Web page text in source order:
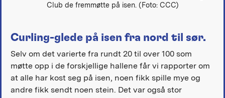
Club de fremmøtte på isen. (Foto: CCC)
Curling-glede på isen fra nord til sør.
Selv om det varierte fra rundt 20 til over 100 som
møtte opp i de forskjellige hallene får vi rapporter om
at alle har kost seg på isen, noen fikk spille mye og
andre fikk sendt noen stein. Det var også stor